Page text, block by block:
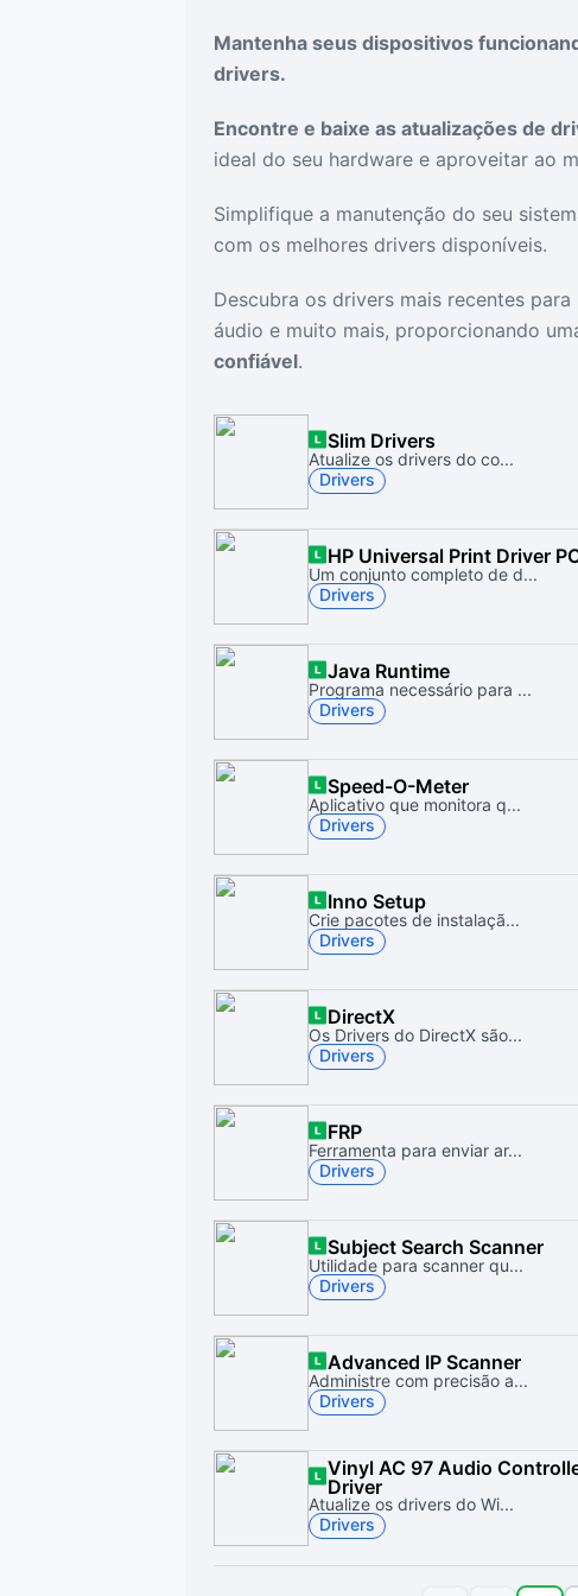
Drivers
Outros
Mantenha seus dispositivos
drivers.
Encontre e baixe as atualizações de
ideal do seu hardware e aproveitar ao
Simplifique a manutenção do seu
com os melhores drivers disponíveis.
Descubra os drivers mais recentes
áudio e muito mais, proporcionando
confiável.
Slim Drivers
Atualize os drivers do co...
Drivers
HP Universal Print Driver
Um conjunto completo de d...
Drivers
Java Runtime
Programa necessário para ...
Drivers
Speed-O-Meter
Aplicativo que monitora q...
Drivers
Inno Setup
Crie pacotes de instalaçã...
Drivers
DirectX
Os Drivers do DirectX são...
Drivers
FRP
Ferramenta para enviar ar...
Drivers
Subject Search Scanner
Utilidade para scanner qu...
Drivers
Advanced IP Scanner
Administre com precisão a...
Drivers
Vinyl AC 97 Audio
Driver
Atualize os drivers do Wi...
Drivers